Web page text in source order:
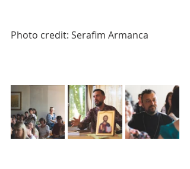
Photo credit: Serafim Armanca